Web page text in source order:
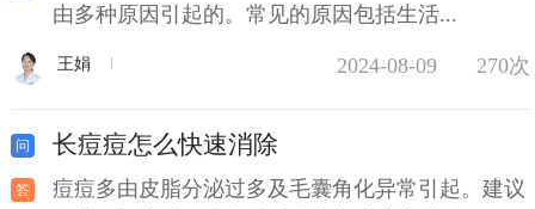
由多种原因引起的。常见的原因包括生活...
王娟 2024-08-09 270次
长痘痘怎么快速消除
痘痘多由皮脂分泌过多及毛囊角化异常引起。建议